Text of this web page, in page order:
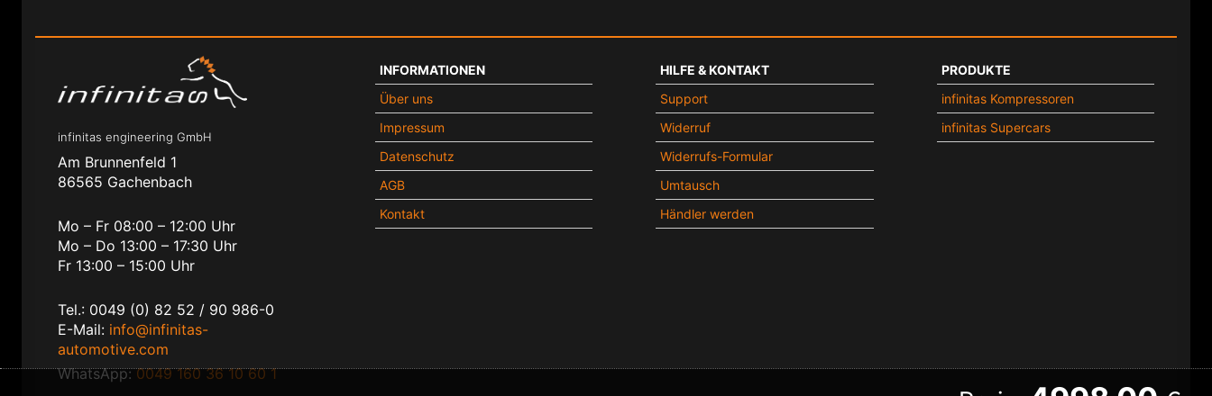
infinitas engineering GmbH
Am Brunnenfeld 1
86565 Gachenbach
Mo – Fr 08:00 – 12:00 Uhr
Mo – Do 13:00 – 17:30 Uhr
Fr 13:00 – 15:00 Uhr
Tel.: 0049 (0) 82 52 / 90 986-0
E-Mail: info@infinitas-
automotive.com
WhatsApp:0049 160 36 10 60 1
INFORMATIONEN
Über uns
Impressum
Datenschutz
AGB
Kontakt
HILFE & KONTAKT
Support
Widerruf
Widerrufs-Formular
Umtausch
Händler werden
PRODUKTE
infinitas Kompressoren
infinitas Supercars